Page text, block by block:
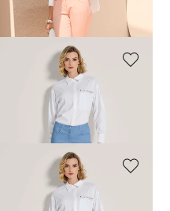
+2 Farben
MADELEINE
+2 Farben
MADELEINE